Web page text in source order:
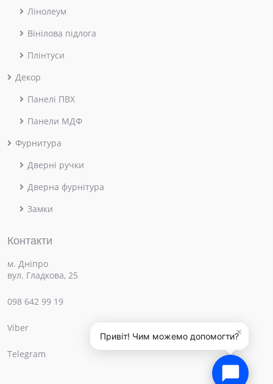
×
Привіт! Чим можемо допомогти?
Лінолеум
Вінілова підлога
Плінтуси
Декор
Панелі ПВХ
Панели МДФ
Фурнитура
Дверні ручки
Дверна фурнітура
Замки
Контакти
м. Дніпро
вул. Гладкова, 25
098 642 99 19
Viber
Telegram